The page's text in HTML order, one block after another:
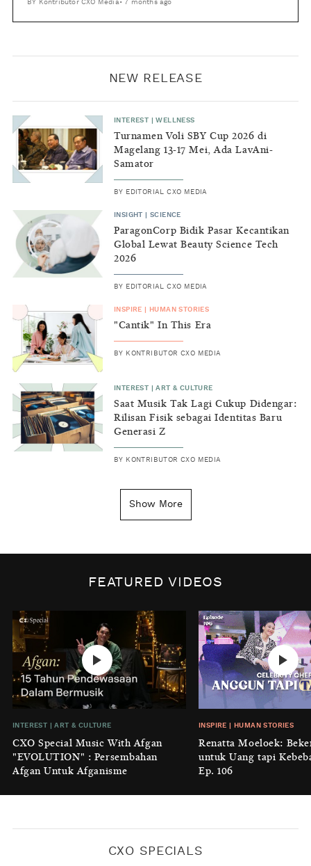
BY Kontributor CXO Media • 7 months ago
NEW RELEASE
INTEREST |WELLNESS
Turnamen Voli SBY Cup 2026 di
Magelang 13-17 Mei, Ada LavAni-
Samator
BY EDITORIAL CXO MEDIA
INSIGHT |SCIENCE
ParagonCorp Bidik Pasar Kecantikan
Global Lewat Beauty Science Tech
2026
BY EDITORIAL CXO MEDIA
INSPIRE HUMAN STORIES
"Cantik" In This Era
BY KONTRIBUTOR CXO MEDIA
INTEREST |ART & CULTURE
Saat Musik Tak Lagi Cukup Didengar:
Rilisan Fisik sebagai Identitas Baru
Generasi Z
BY KONTRIBUTOR CXO MEDIA
Kenapa Tahun Baru Ditandai pada
Biaya Tersembunyi dari Insecurity
KONTRIBUTOR CXO MEDIA
INTEREST|HOME
No Place Like: Camping Ground
Cidulang
KONTRIBUTOR CXO MEDIA
GENERAL KNOWLEDGE
Luruhnya Daun Terakhir: Kala
'Benteng Alam' yang Tak Lagi Bisa
Melindungi
BYKONTRIBUTOR CXO MEDIA
Show More
FEATURED VIDEOS
INTEREST |ART & CULTURE
CXO Special Music With Afgan
"EVOLUTION" : Persembahan
Afgan Untuk Afganisme
INSPIRE HUMAN STORIES
Renatta Moeloek:
untuk Uang tapi
Ep. 106
CXO SPECIALS